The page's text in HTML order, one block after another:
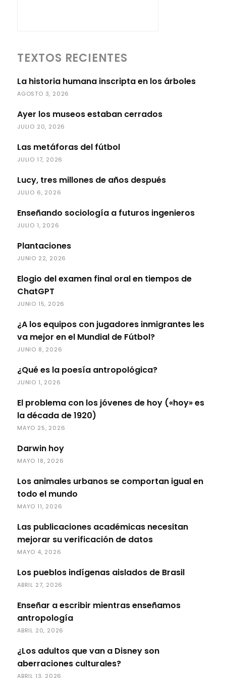
TEXTOS RECIENTES
La historia humana inscripta en los árboles
AGOSTO 3, 2026
Ayer los museos estaban cerrados
JULIO 20, 2026
Las metáforas del fútbol
JULIO 17, 2026
Lucy, tres millones de años después
JULIO 6, 2026
Enseñando sociología a futuros ingenieros
JULIO 1, 2026
Plantaciones
JUNIO 22, 2026
Elogio del examen final oral en tiempos de
ChatGPT
JUNIO 15, 2026
¿A los equipos con jugadores inmigrantes les
va mejor en el Mundial de Fútbol?
JUNIO 8, 2026
¿Qué es la poesía antropológica?
JUNIO 1, 2026
El problema con los jóvenes de hoy («hoy» es
la década de 1920)
MAYO 25, 2026
Darwin hoy
MAYO 18, 2026
Los animales urbanos se comportan igual en
todo el mundo
MAYO 11, 2026
Las publicaciones académicas necesitan
mejorar su verificación de datos
MAYO 4, 2026
Los pueblos indígenas aislados de Brasil
ABRIL 27, 2026
Enseñar a escribir mientras enseñamos
antropología
ABRIL 20, 2026
¿Los adultos que van a Disney son
aberraciones culturales?
ABRIL 13, 2026